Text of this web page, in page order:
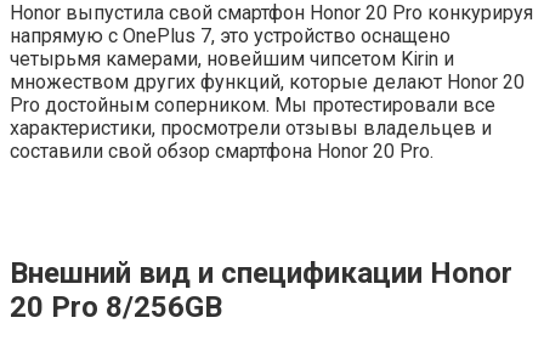
Honor выпустила свой смартфон Honor 20 Pro конкурируя
напрямую с OnePlus 7, это устройство оснащено
четырьмя камерами, новейшим чипсетом Kirin и
множеством других функций, которые делают Honor 20
Pro достойным соперником. Мы протестировали все
характеристики, просмотрели отзывы владельцев и
составили свой обзор смартфона Honor 20 Pro.
Внешний вид и спецификации Honor
20 Pro 8/256GB